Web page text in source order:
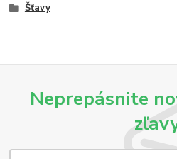
Šťavy
Neprepásnite